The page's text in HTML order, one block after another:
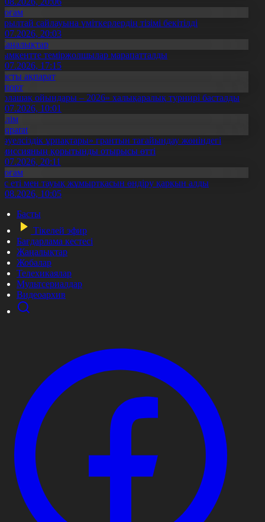
сайлауына үміткерлердің тізімі бекітілді
20:03
теміржолшылар марапатталды
17:15
ақпарат
ойындары – 2026» халықаралық турнирі басталды
10:01
ұрпақтары» грантын тағайындау жөніндегі
қорытынды отырысы өтті
20:11
еті мен тауық жұмыртқасын өндіру қарқын алды
10:05
Басты
Тікелей эфир
Бағдарлама кестесі
Жаңалықтар
Жобалар
Телехикаялар
Мультсериалдар
Видеоархив